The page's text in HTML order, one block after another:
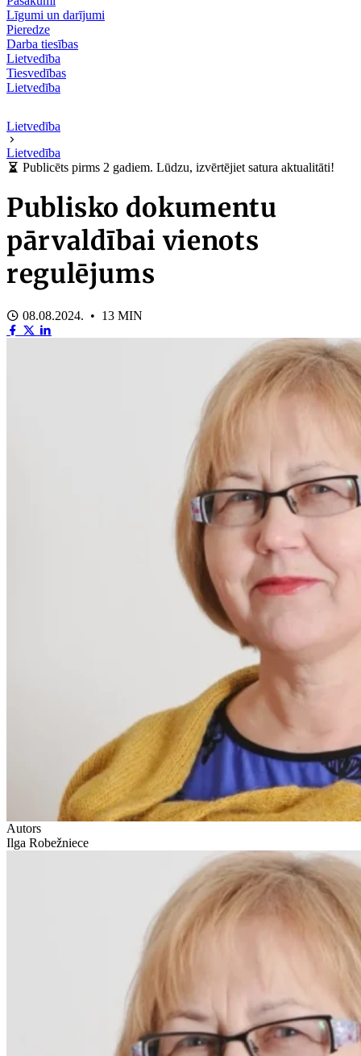
Līgumi un darījumi
Pieredze
Darba tiesības
Lietvedība
Tiesvedības
Lietvedība
Lietvedība
Lietvedība
Publicēts pirms 2 gadiem. Lūdzu, izvērtējiet satura aktualitāti!
Publisko dokumentu
pārvaldībai vienots
regulējums
08.08.2024. • 13 MIN
Autors
Ilga Robežniece